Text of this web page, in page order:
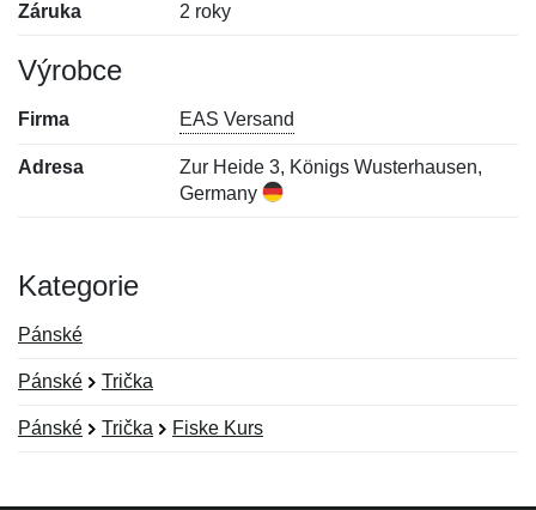
Záruka 2 roky
Výrobce
Firma EAS Versand
Adresa
Zur Heide 3, Königs Wusterhausen,
Germany
Kategorie
Pánské
Pánské Trička
Pánské Trička Fiske Kurs